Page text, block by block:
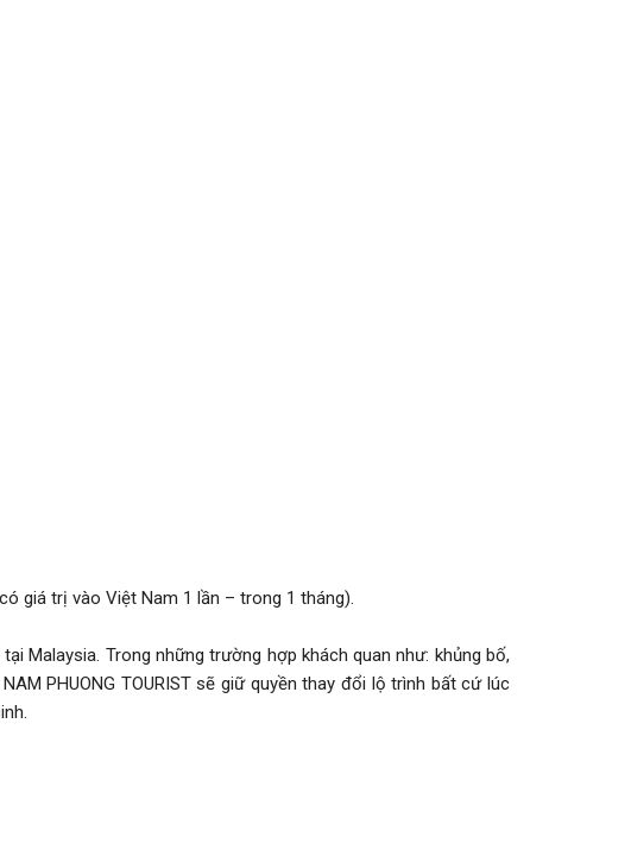
giá trị vào Việt Nam 1 lần – trong 1 tháng).
Malaysia. Trong những trường hợp khách quan như: khủng bố,
PHUONG TOURIST sẽ giữ quyền thay đổi lộ trình bất cứ lúc